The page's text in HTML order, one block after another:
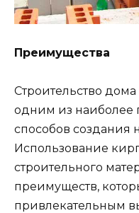
Преимущества
Строительство
одним из наиболее
способов создания
Использование
строительного
преимуществ,
привлекательным